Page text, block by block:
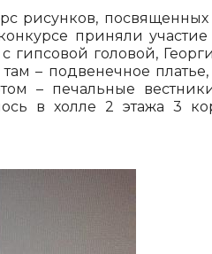
рисунков,
приняли
головой,
– подвенечное
– печальные
в холле 2 этажа 3